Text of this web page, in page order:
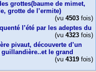
grottes(baume de mimet,
grotte de l’ermite)
(vu 4503 fois)
l’été par les adeptes du
(vu 4323 fois)
pivaut, découverte d’un
le grand
(vu 4319 fois)